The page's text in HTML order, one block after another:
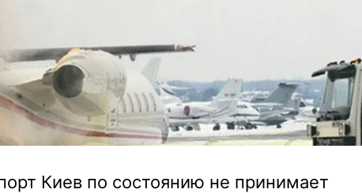
Киев по состоянию не принимает